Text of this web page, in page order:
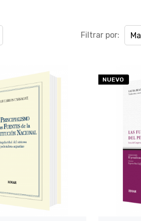
Filtrar por:
NUEVO